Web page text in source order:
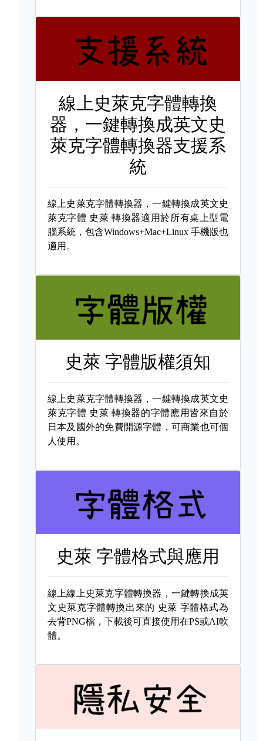
線上史萊克字體轉換
器，一鍵轉換成英文史
萊克字體轉換器支援系
統
線上史萊克字體轉換器，一鍵轉換成英文史
萊克字體 史萊 轉換器適用於所有桌上型電
腦系統，包含Windows+Mac+Linux 手機版也
適用。
史萊 字體版權須知
線上史萊克字體轉換器，一鍵轉換成英文史
萊克字體 史萊 轉換器的字體應用皆來自於
日本及國外的免費開源字體，可商業也可個
人使用。
史萊 字體格式與應用
線上線上史萊克字體轉換器，一鍵轉換成英
文史萊克字體轉換出來的 史萊 字體格式為
去背PNG檔，下載後可直接使用在PS或AI軟
體。